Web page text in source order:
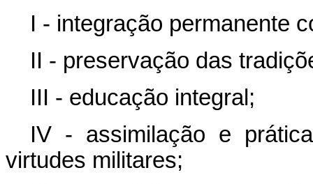
I - integração permanente
II - preservação das
III - educação integral;
IV - assimilação e
virtudes militares;